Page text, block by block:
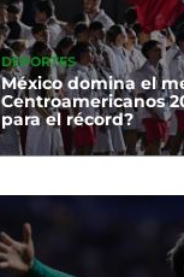
DEPORTES
México domina el
Centroamericanos
para el récord?